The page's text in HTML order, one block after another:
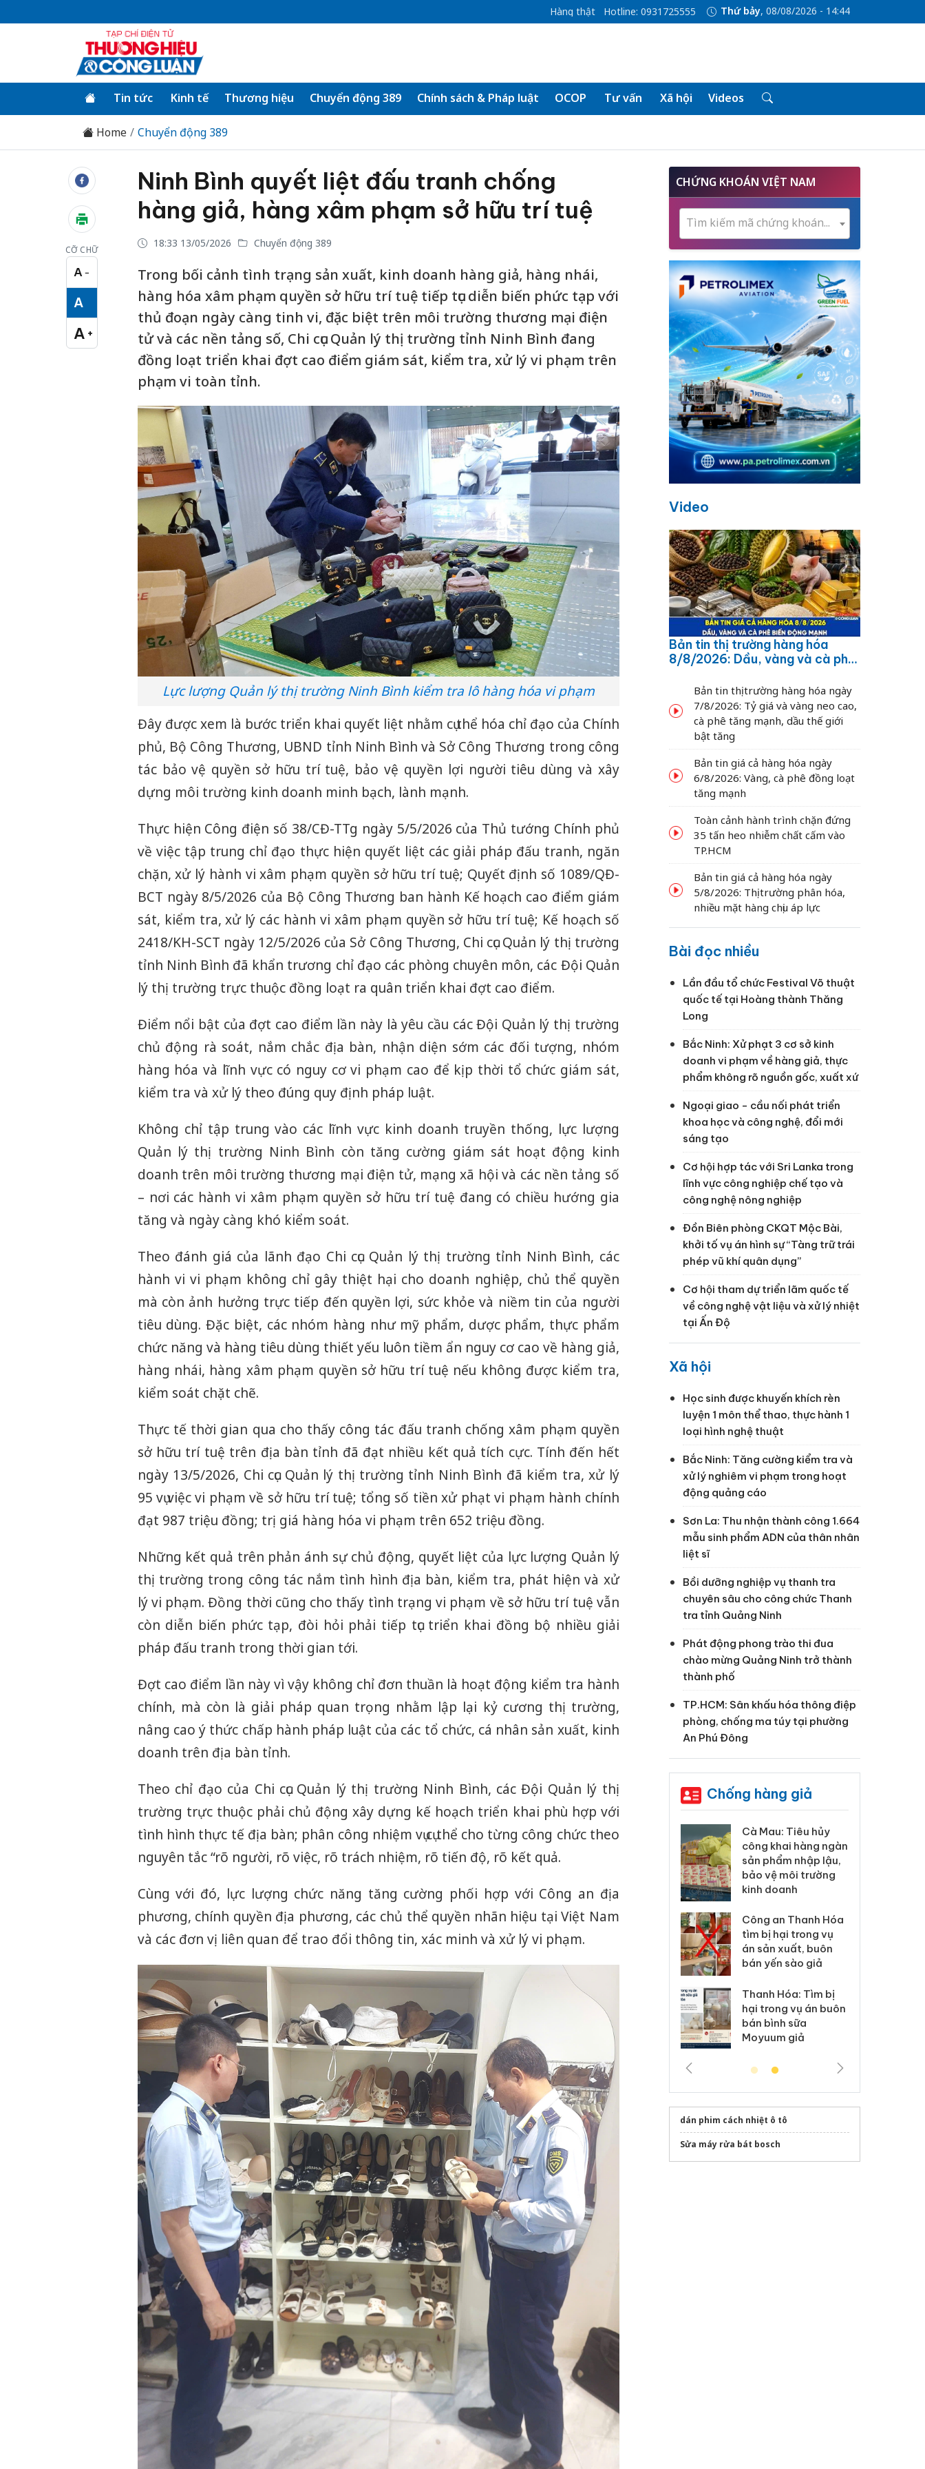
Hàng thật Hotline: 0931725555 Thứ bảy, 08/08/2026 - 14:44
Tin tức Kinh tế Thương hiệu Chuyển động 389 Chính sách & Pháp luật OCOP Tư vấn Xã hội Videos
Home Chuyển động 389
CỠ CHỮ
A −
Cỡ chữ nhỏ
A
Cỡ chữ vừa
A +
Cỡ chữ lớn
Ninh Bình quyết liệt đấu tranh chống
hàng giả, hàng xâm phạm sở hữu trí tuệ
18:33 13/05/2026 Chuyển động 389
Trong bối cảnh tình trạng sản xuất, kinh doanh hàng giả, hàng nhái,
hàng hóa xâm phạm quyền sở hữu trí tuệ tiếp tục diễn biến phức tạp với
thủ đoạn ngày càng tinh vi, đặc biệt trên môi trường thương mại điện
tử và các nền tảng số, Chi cục Quản lý thị trường tỉnh Ninh Bình đang
đồng loạt triển khai đợt cao điểm giám sát, kiểm tra, xử lý vi phạm trên
phạm vi toàn tỉnh.
Lực lượng Quản lý thị trường Ninh Bình kiểm tra lô hàng hóa vi phạm
Đây được xem là bước triển khai quyết liệt nhằm cụ thể hóa chỉ đạo của Chính
phủ, Bộ Công Thương, UBND tỉnh Ninh Bình và Sở Công Thương trong công
tác bảo vệ quyền sở hữu trí tuệ, bảo vệ quyền lợi người tiêu dùng và xây
dựng môi trường kinh doanh minh bạch, lành mạnh.
Thực hiện Công điện số 38/CĐ-TTg ngày 5/5/2026 của Thủ tướng Chính phủ
về việc tập trung chỉ đạo thực hiện quyết liệt các giải pháp đấu tranh, ngăn
chặn, xử lý hành vi xâm phạm quyền sở hữu trí tuệ; Quyết định số 1089/QĐ-
BCT ngày 8/5/2026 của Bộ Công Thương ban hành Kế hoạch cao điểm giám
sát, kiểm tra, xử lý các hành vi xâm phạm quyền sở hữu trí tuệ; Kế hoạch số
2418/KH-SCT ngày 12/5/2026 của Sở Công Thương, Chi cục Quản lý thị trường
tỉnh Ninh Bình đã khẩn trương chỉ đạo các phòng chuyên môn, các Đội Quản
lý thị trường trực thuộc đồng loạt ra quân triển khai đợt cao điểm.
Điểm nổi bật của đợt cao điểm lần này là yêu cầu các Đội Quản lý thị trường
chủ động rà soát, nắm chắc địa bàn, nhận diện sớm các đối tượng, nhóm
hàng hóa và lĩnh vực có nguy cơ vi phạm cao để kịp thời tổ chức giám sát,
kiểm tra và xử lý theo đúng quy định pháp luật.
Không chỉ tập trung vào các lĩnh vực kinh doanh truyền thống, lực lượng
Quản lý thị trường Ninh Bình còn tăng cường giám sát hoạt động kinh
doanh trên môi trường thương mại điện tử, mạng xã hội và các nền tảng số
– nơi các hành vi xâm phạm quyền sở hữu trí tuệ đang có chiều hướng gia
tăng và ngày càng khó kiểm soát.
Theo đánh giá của lãnh đạo Chi cục Quản lý thị trường tỉnh Ninh Bình, các
hành vi vi phạm không chỉ gây thiệt hại cho doanh nghiệp, chủ thể quyền
mà còn ảnh hưởng trực tiếp đến quyền lợi, sức khỏe và niềm tin của người
tiêu dùng. Đặc biệt, các nhóm hàng như mỹ phẩm, dược phẩm, thực phẩm
chức năng và hàng tiêu dùng thiết yếu luôn tiềm ẩn nguy cơ cao về hàng giả,
hàng nhái, hàng xâm phạm quyền sở hữu trí tuệ nếu không được kiểm tra,
kiểm soát chặt chẽ.
Thực tế thời gian qua cho thấy công tác đấu tranh chống xâm phạm quyền
sở hữu trí tuệ trên địa bàn tỉnh đã đạt nhiều kết quả tích cực. Tính đến hết
ngày 13/5/2026, Chi cục Quản lý thị trường tỉnh Ninh Bình đã kiểm tra, xử lý
95 vụ việc vi phạm về sở hữu trí tuệ; tổng số tiền xử phạt vi phạm hành chính
đạt 987 triệu đồng; trị giá hàng hóa vi phạm trên 652 triệu đồng.
Những kết quả trên phản ánh sự chủ động, quyết liệt của lực lượng Quản lý
thị trường trong công tác nắm tình hình địa bàn, kiểm tra, phát hiện và xử
lý vi phạm. Đồng thời cũng cho thấy tình trạng vi phạm về sở hữu trí tuệ vẫn
còn diễn biến phức tạp, đòi hỏi phải tiếp tục triển khai đồng bộ nhiều giải
pháp đấu tranh trong thời gian tới.
Đợt cao điểm lần này vì vậy không chỉ đơn thuần là hoạt động kiểm tra hành
chính, mà còn là giải pháp quan trọng nhằm lập lại kỷ cương thị trường,
nâng cao ý thức chấp hành pháp luật của các tổ chức, cá nhân sản xuất, kinh
doanh trên địa bàn tỉnh.
Theo chỉ đạo của Chi cục Quản lý thị trường Ninh Bình, các Đội Quản lý thị
trường trực thuộc phải chủ động xây dựng kế hoạch triển khai phù hợp với
tình hình thực tế địa bàn; phân công nhiệm vụ cụ thể cho từng công chức theo
nguyên tắc “rõ người, rõ việc, rõ trách nhiệm, rõ tiến độ, rõ kết quả.
Cùng với đó, lực lượng chức năng tăng cường phối hợp với Công an địa
phương, chính quyền địa phương, các chủ thể quyền nhãn hiệu tại Việt Nam
và các đơn vị liên quan để trao đổi thông tin, xác minh và xử lý vi phạm.
CHỨNG KHOÁN VIỆT NAM
Tìm kiếm mã chứng khoán...
Video
Bản tin thị trường hàng hóa
8/8/2026: Dầu, vàng và cà phê
Bản tin thị trường hàng hóa ngày
7/8/2026: Tỷ giá và vàng neo cao,
cà phê tăng mạnh, dầu thế giới
bật tăng
Bản tin giá cả hàng hóa ngày
6/8/2026: Vàng, cà phê đồng loạt
tăng mạnh
Toàn cảnh hành trình chặn đứng
35 tấn heo nhiễm chất cấm vào
TP.HCM
Bản tin giá cả hàng hóa ngày
5/8/2026: Thị trường phân hóa,
nhiều mặt hàng chịu áp lực
Bài đọc nhiều
Lần đầu tổ chức Festival Võ thuật
quốc tế tại Hoàng thành Thăng
Long
Bắc Ninh: Xử phạt 3 cơ sở kinh
doanh vi phạm về hàng giả, thực
phẩm không rõ nguồn gốc, xuất xứ
Ngoại giao - cầu nối phát triển
khoa học và công nghệ, đổi mới
sáng tạo
Cơ hội hợp tác với Sri Lanka trong
lĩnh vực công nghiệp chế tạo và
công nghệ nông nghiệp
Đồn Biên phòng CKQT Mộc Bài,
khởi tố vụ án hình sự “Tàng trữ trái
phép vũ khí quân dụng”
Cơ hội tham dự triển lãm quốc tế
về công nghệ vật liệu và xử lý nhiệt
tại Ấn Độ
Xã hội
Học sinh được khuyến khích rèn
luyện 1 môn thể thao, thực hành 1
loại hình nghệ thuật
Bắc Ninh: Tăng cường kiểm tra và
xử lý nghiêm vi phạm trong hoạt
động quảng cáo
Sơn La: Thu nhận thành công 1.664
mẫu sinh phẩm ADN của thân nhân
liệt sĩ
Bồi dưỡng nghiệp vụ thanh tra
chuyên sâu cho công chức Thanh
tra tỉnh Quảng Ninh
Phát động phong trào thi đua
chào mừng Quảng Ninh trở thành
thành phố
TP.HCM: Sân khấu hóa thông điệp
phòng, chống ma túy tại phường
An Phú Đông
Chống hàng giả
Cà Mau: Tiêu hủy
kinh doanh
Công an Thanh Hóa
tìm bị hại trong vụ
bán yến sào giả
Thanh Hóa: Tìm bị
hại trong vụ án buôn
bán bình sữa
Moyuum giả
Khẩn trương xác
minh, xử lý sản phẩm
Slimaura Care x3 sử
dụng giấy phép giả
mạo
Lào Cai xử lý 83 vụ vi
phạm thương mại
trong tháng 7
Hưng Yên: Xử lý 6 hộ
kinh doanh bán hàng
giả mạo nhãn hiệu
Adidas, Nike
dán phim cách nhiệt ô tô
Sửa máy rửa bát bosch